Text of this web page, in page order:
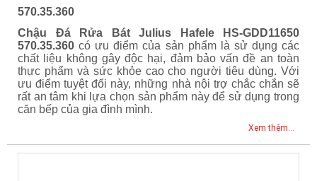
570.35.360
Chậu Đá Rửa Bát Julius Hafele HS-GDD11650
570.35.360có ưu điểm của sản phẩm là sử dụng các
chất liệu không gây độc hại, đảm bảo vấn đề an toàn
thực phẩm và sức khỏe cao cho người tiêu dùng. Với
ưu điểm tuyệt đối này, những nhà nội trợ chắc chắn sẽ
rất an tâm khi lựa chọn sản phẩm này để sử dụng trong
căn bếp của gia đình mình.
Xem thêm...